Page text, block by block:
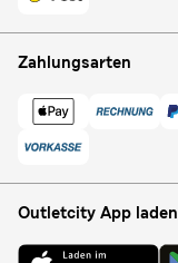
Zahlungsarten
Outletcity App laden